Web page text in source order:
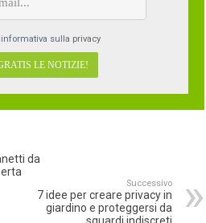
sulla privacy
da
Successivo
7 idee per creare privacy in
giardino e proteggersi da